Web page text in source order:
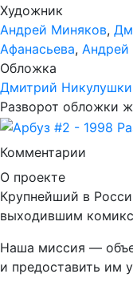
Художник
Андрей Миняков,
Афанасьева, Андрей
Обложка
Дмитрий
Разворот обложки
Комментарии
О проекте
Крупнейший в
выходившим
Наша миссия —
и предоставить им